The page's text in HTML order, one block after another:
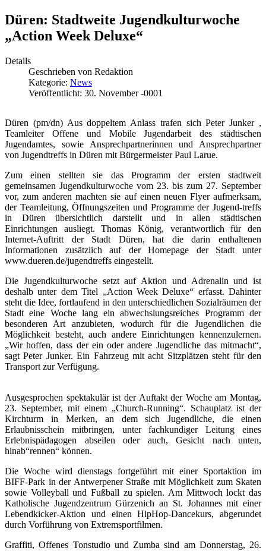
Düren: Stadtweite Jugendkulturwoche
„Action Week Deluxe“
Details
Geschrieben von Redaktion
Kategorie: News
Veröffentlicht: 30. November -0001
Düren (pm/dn) Aus doppeltem Anlass trafen sich Peter Junker ,
Teamleiter Offene und Mobile Jugendarbeit des städtischen
Jugendamtes, sowie Ansprechpartnerinnen und Ansprechpartner
von Jugendtreffs in Düren mit Bürgermeister Paul Larue.
Zum einen stellten sie das Programm der ersten stadtweit
gemeinsamen Jugendkulturwoche vom 23. bis zum 27. September
vor, zum anderen machten sie auf einen neuen Flyer aufmerksam,
der Teamleitung, Öffnungszeiten und Programme der Jugend-treffs
in Düren übersichtlich darstellt und in allen städtischen
Einrichtungen ausliegt. Thomas König, verantwortlich für den
Internet-Auftritt der Stadt Düren, hat die darin enthaltenen
Informationen zusätzlich auf der Homepage der Stadt unter
www.dueren.de/jugendtreffs eingestellt.
Die Jugendkulturwoche setzt auf Aktion und Adrenalin und ist
deshalb unter dem Titel „Action Week Deluxe“ erfasst. Dahinter
steht die Idee, fortlaufend in den unterschiedlichen Sozialräumen der
Stadt eine Woche lang ein abwechslungsreiches Programm der
besonderen Art anzubieten, wodurch für die Jugendlichen die
Möglichkeit besteht, auch andere Einrichtungen kennenzulernen.
„Wir hoffen, dass der ein oder andere Jugendliche das mitmacht“,
sagt Peter Junker. Ein Fahrzeug mit acht Sitzplätzen steht für den
Transport zur Verfügung.
Ausgesprochen spektakulär ist der Auftakt der Woche am Montag,
23. September, mit einem „Church-Running“. Schauplatz ist der
Kirchturm in Merken, an dem sich Jugendliche, die einen
Erlaubnisschein mitbringen, unter fachkundiger Leitung eines
Erlebnispädagogen abseilen oder auch, Gesicht nach unten,
hinab“rennen“ können.
Die Woche wird dienstags fortgeführt mit einer Sportaktion im
BIFF-Park in der Antwerpener Straße mit Möglichkeit zum Skaten
sowie Volleyball und Fußball zu spielen. Am Mittwoch lockt das
Katholische Jugendzentrum Gürzenich an St. Johannes mit einer
Lebendkicker-Aktion und einen HipHop-Dancekurs, abgerundet
durch Vorführung von Extremsportfilmen.
Graffiti, Offenes Tonstudio und Zumba sind am Donnerstag, 26.